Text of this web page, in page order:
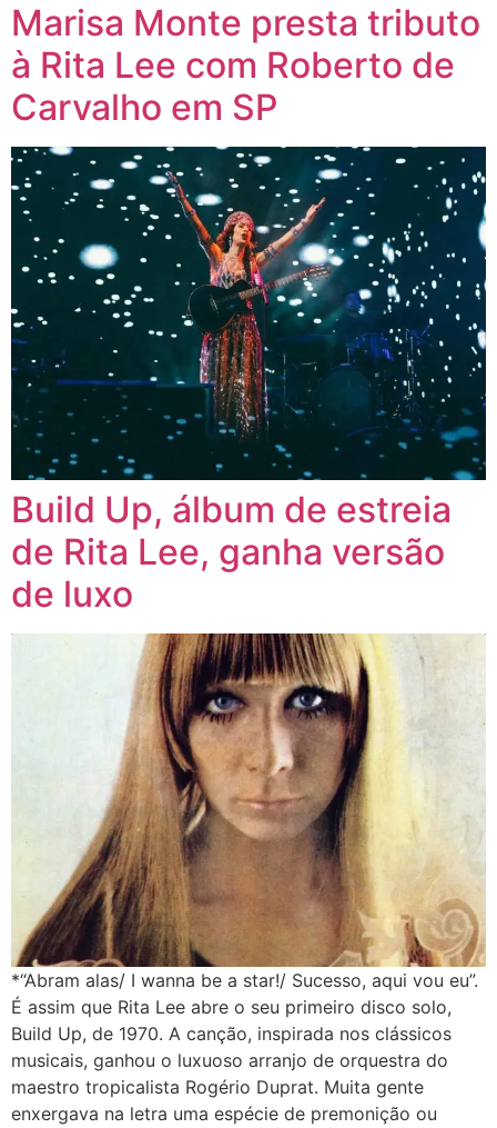
Marisa Monte presta tributo
à Rita Lee com Roberto de
Carvalho em SP
Build Up, álbum de estreia
de Rita Lee, ganha versão
de luxo
*“Abram alas/ I wanna be a star!/ Sucesso, aqui vou eu”.
É assim que Rita Lee abre o seu primeiro disco solo,
Build Up, de 1970. A canção, inspirada nos clássicos
musicais, ganhou o luxuoso arranjo de orquestra do
maestro tropicalista Rogério Duprat. Muita gente
enxergava na letra uma espécie de premonição ou